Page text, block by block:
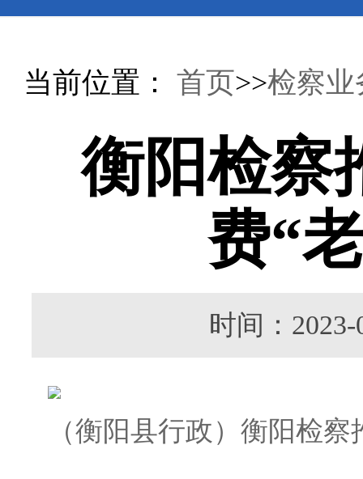
当前位置：首页>>检察业
衡阳检察
费“
时间：
（衡阳县行政）衡阳检